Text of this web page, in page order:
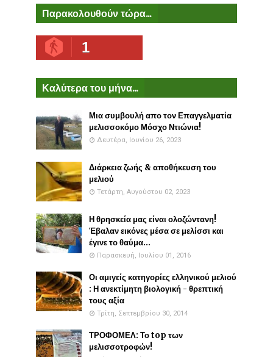
Παρακολουθούν τώρα...
1
Καλύτερα του μήνα...
Μια συμβουλή απο τον Επαγγελματία
μελισσοκόμο Μόσχο Ντιώνια!
Δευτέρα, Ιουνίου 26, 2023
Διάρκεια ζωής & αποθήκευση του
μελιού
Τετάρτη, Αυγούστου 02, 2023
Η θρησκεία μας είναι ολοζώντανη!
Έβαλαν εικόνες μέσα σε μελίσσι και
έγινε το θαύμα...
Παρασκευή, Ιουλίου 01, 2016
Οι αμιγείς κατηγορίες ελληνικού μελιού
: Η ανεκτίμητη βιολογική - θρεπτική
τους αξία
Τρίτη, Σεπτεμβρίου 30, 2014
ΤΡΟΦΟΜΕΛ: Το top των
μελισσοτροφών!